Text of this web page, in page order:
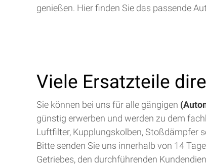
genießen. Hier finden Sie das passende
Viele Ersatzteile
Sie können bei uns für alle gängigen
günstig erwerben und werden zu dem
Luftfilter, Kupplungskolben, Stoßdämpfer
Bitte senden Sie uns innerhalb von 14
Getriebes, den durchführenden